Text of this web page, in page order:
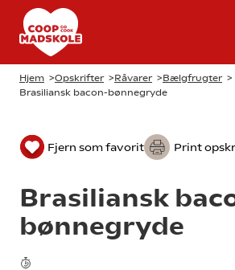
Hjem >Opskrifter >Råvarer >Bælgfrugter >
Brasiliansk bacon-bønnegryde
Fjern som favorit Print
Brasiliansk
bønnegryde